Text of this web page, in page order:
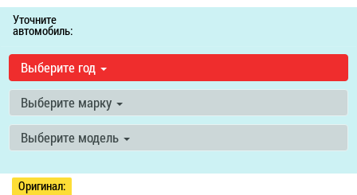
Уточните
автомобиль:
Выберите год
Выберите марку
Выберите модель
Оригинал: